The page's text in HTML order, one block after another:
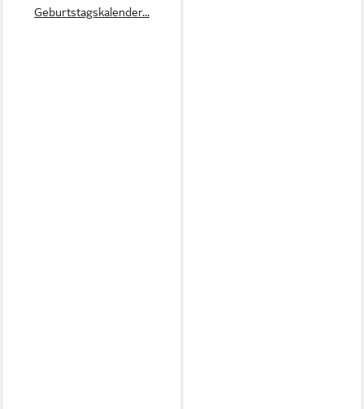
Geburtstagskalender...